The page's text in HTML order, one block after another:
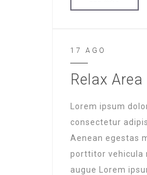
17 AGO
Relax Area
Lorem ipsum
consectetur
Aenean egestas
porttitor vehicula
augue Lorem